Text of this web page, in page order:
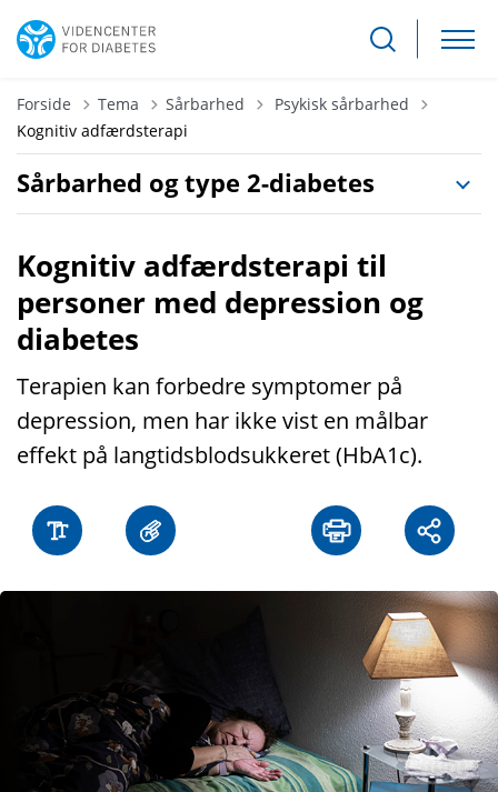
Forside Tema Sårbarhed Tilbage til
Psykisk sårbarhed
Kognitiv adfærdsterapi
Sårbarhed og type 2-diabetes
Kognitiv adfærdsterapi til
personer med depression og
diabetes
Terapien kan forbedre symptomer på
depression, men har ikke vist en målbar
effekt på langtidsblodsukkeret (HbA1c).